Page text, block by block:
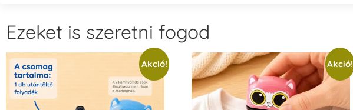
Ezeket is szeretni fogod
Akció! Akció!